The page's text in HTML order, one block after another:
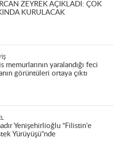
ZEYREK AÇIKLADI: ÇOK
KURULACAK
memurlarının yaralandığı feci
görüntüleri ortaya çıktı
Yenişehirlioğlu “Filistin’e
Yürüyüşü”nde